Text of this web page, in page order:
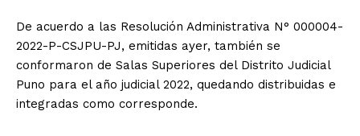
De acuerdo a las Resolución Administrativa N° 000004-
2022-P-CSJPU-PJ, emitidas ayer, también se
conformaron de Salas Superiores del Distrito Judicial
Puno para el año judicial 2022, quedando distribuidas e
integradas como corresponde.